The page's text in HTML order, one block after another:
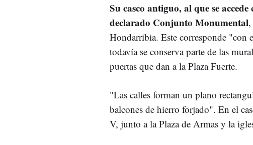
Su casco antiguo, al que se
declarado Conjunto Monumental
Hondarribia. Este corresponde
todavía se conserva parte de las
puertas que dan a la Plaza Fuerte.
"Las calles forman un plano
balcones de hierro forjado". En el
V, junto a la Plaza de Armas y la